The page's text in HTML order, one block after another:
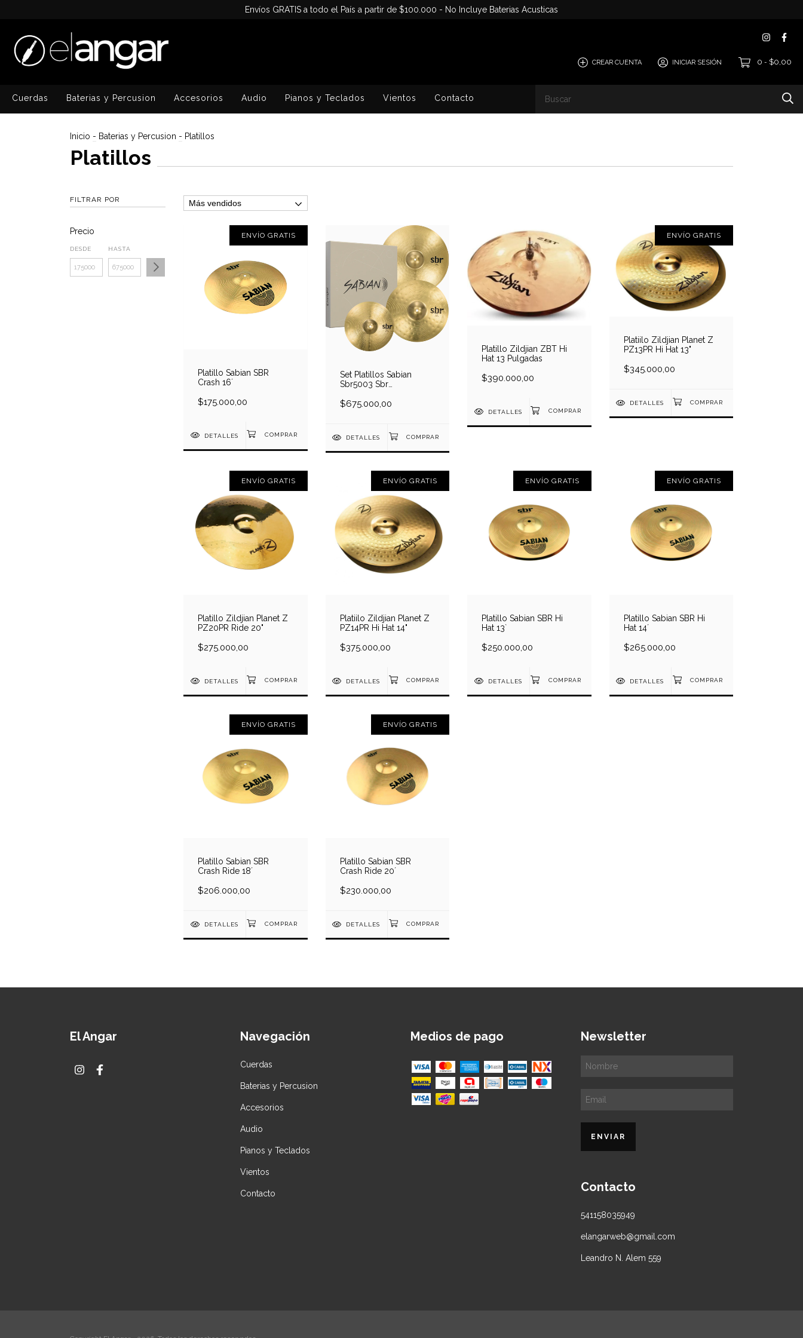
Envíos GRATIS a todo el País a partir de $100.000 - No Incluye Baterias Acusticas
CREAR CUENTA INICIAR SESIÓN 0 - $0,00
Cuerdas Baterias y Percusion Accesorios Audio Pianos y Teclados Vientos Contacto
Inicio - Baterias y Percusion - Platillos
Platillos
FILTRAR POR
Precio
DESDE HASTA
ENVÍO GRATIS
Platillo Sabian SBR
Crash 16´
$175.000,00
DETALLES
Set Platillos Sabian
Sbr5003 Sbr
R20
$675.000,00
DETALLES
Platillo Zildjian ZBT Hi
Hat 13 Pulgadas
$390.000,00
DETALLES
ENVÍO GRATIS
Platiilo Zildjian Planet Z
PZ13PR Hi Hat 13"
$345.000,00
DETALLES
ENVÍO GRATIS
Platillo Zildjian Planet Z
PZ20PR Ride 20"
$275.000,00
DETALLES
ENVÍO GRATIS
Platiilo Zildjian Planet Z
PZ14PR Hi Hat 14"
$375.000,00
DETALLES
ENVÍO GRATIS
Platillo Sabian SBR Hi
Hat 13`
$250.000,00
DETALLES
ENVÍO GRATIS
Platillo Sabian SBR Hi
Hat 14´
$265.000,00
DETALLES
ENVÍO GRATIS
Platillo Sabian SBR
Crash Ride 18´
$206.000,00
DETALLES
ENVÍO GRATIS
Platillo Sabian SBR
Crash Ride 20´
$230.000,00
DETALLES
El Angar Navegación
Cuerdas
Baterias y Percusion
Accesorios
Audio
Pianos y Teclados
Vientos
Contacto
Medios de pago Newsletter
Contacto
541158035949
elangarweb@gmail.com
Leandro N. Alem 559